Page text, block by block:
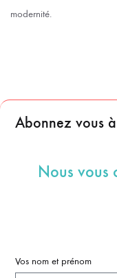
modernité.
Abonnez vous
Nous vous
Vos nom et prénom